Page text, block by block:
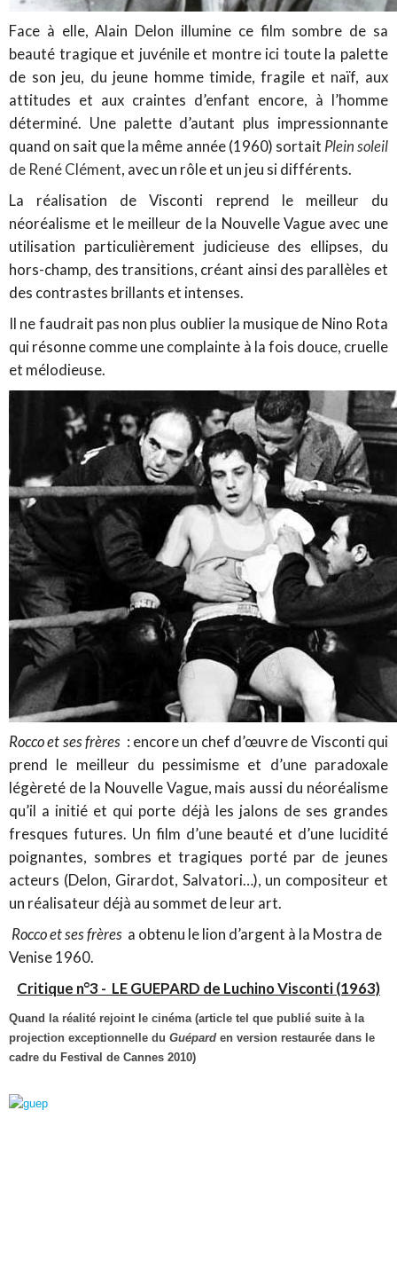
Face à elle, Alain Delon illumine ce film sombre de sa
beauté tragique et juvénile et montre ici toute la palette
de son jeu, du jeune homme timide, fragile et naïf, aux
attitudes et aux craintes d’enfant encore, à l’homme
déterminé. Une palette d’autant plus impressionnante
quand on sait que la même année (1960) sortait Plein soleil
de René Clément, avec un rôle et un jeu si différents.
La réalisation de Visconti reprend le meilleur du
néoréalisme et le meilleur de la Nouvelle Vague avec une
utilisation particulièrement judicieuse des ellipses, du
hors-champ, des transitions, créant ainsi des parallèles et
des contrastes brillants et intenses.
Il ne faudrait pas non plus oublier la musique de Nino Rota
qui résonne comme une complainte à la fois douce, cruelle
et mélodieuse.
Rocco et ses frères : encore un chef d’œuvre de Visconti qui
prend le meilleur du pessimisme et d’une paradoxale
légèreté de la Nouvelle Vague, mais aussi du néoréalisme
qu’il a initié et qui porte déjà les jalons de ses grandes
fresques futures. Un film d’une beauté et d’une lucidité
poignantes, sombres et tragiques porté par de jeunes
acteurs (Delon, Girardot, Salvatori…), un compositeur et
un réalisateur déjà au sommet de leur art.
Rocco et ses frères a obtenu le lion d’argent à la Mostra de
Venise 1960.
Critique n°3 - LE GUEPARD de Luchino Visconti (1963)
Quand la réalité rejoint le cinéma (article tel que publié suite à la
projection exceptionnelle duGuépard en version restaurée dans le
cadre du Festival de Cannes 2010)